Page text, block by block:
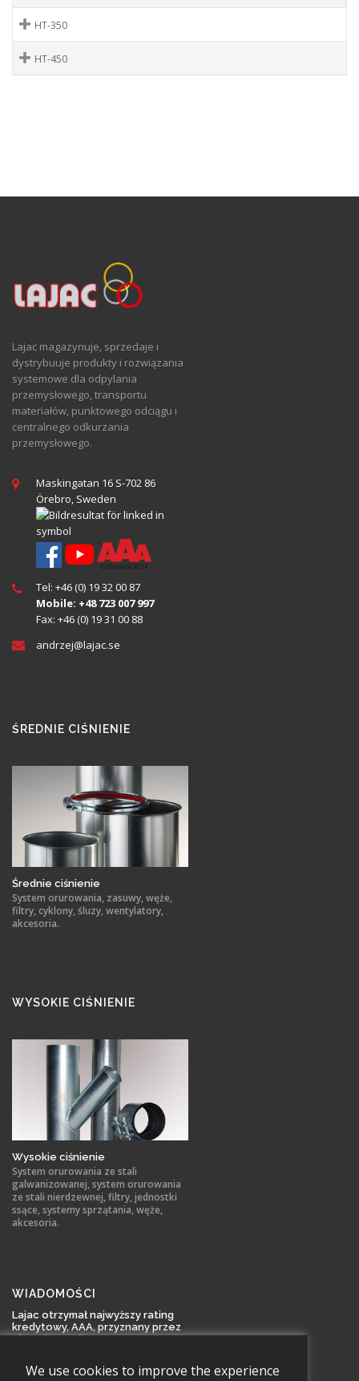
We use cookies to improve the experience
HT-350
HT-450
Lajac magazynuje, sprzedaje i
dystrybuuje produkty i rozwiązania
systemowe dla odpylania
przemysłowego, transportu
materiałów, punktowego odciągu i
centralnego odkurzania
przemysłowego.
Maskingatan 16 S-702 86
Örebro, Sweden
Tel: +46 (0) 19 32 00 87
Mobile: +48 723 007 997
Fax: +46 (0) 19 31 00 88
andrzej@lajac.se
ŚREDNIE CIŚNIENIE
Średnie ciśnienie
System orurowania, zasuwy, węże,
filtry, cyklony, śluzy, wentylatory,
akcesoria.
WYSOKIE CIŚNIENIE
Wysokie ciśnienie
System orurowania ze stali
galwanizowanej, system orurowania
ze stali nierdzewnej, filtry, jednostki
ssące, systemy sprzątania, węże,
akcesoria.
WIADOMOŚCI
Lajac otrzymał najwyższy rating
kredytowy, AAA, przyznany przez
Bisnode Kredit AB
posiada tylko kilk... Czytaj dalej